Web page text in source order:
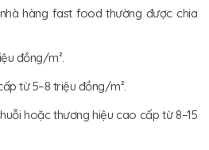
hàng fast food thường được chia
đồng/m².
từ 5–8 triệu đồng/m².
hoặc thương hiệu cao cấp từ 8–15